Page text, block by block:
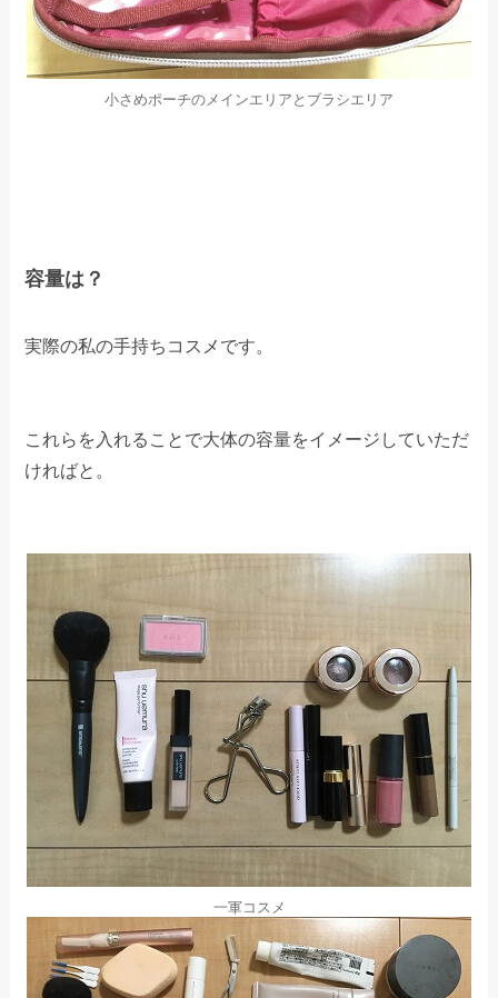
小さめポーチのメインエリアとブラシエリア
容量は？
実際の私の手持ちコスメです。
これらを入れることで大体の容量をイメージしていただ
ければと。
一軍コスメ